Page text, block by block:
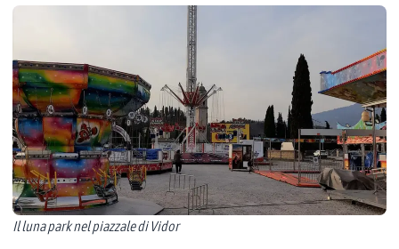
Il luna park nel piazzale di Vidor